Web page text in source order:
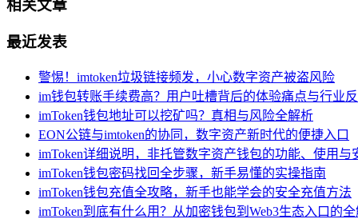
相关文章
最近发表
警惕！imtoken垃圾链接频发，小心数字资产被盗风险
im钱包转账手续费高？用户吐槽背后的体验痛点与行业
imToken钱包地址可以挖矿吗？真相与风险全解析
EON公链与imtoken的协同，数字资产新时代的便捷入口
imToken详细说明，非托管数字资产钱包的功能、使用与
imToken钱包密码找回全步骤，新手易懂的实操指南
imToken钱包充值全攻略，新手也能学会的安全充值方法
imToken到底有什么用？从加密钱包到Web3生态入口的